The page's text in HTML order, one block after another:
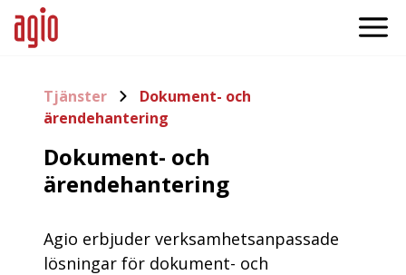
Tjänster
Dokument- och
ärendehantering
Dokument- och
ärendehantering
Agio erbjuder verksamhetsanpassade
lösningar för dokument- och